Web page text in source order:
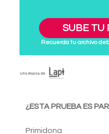
SUBE TU
Recuerda tu archivo
¿ESTA PRUEBA ES
Primidona